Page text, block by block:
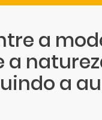
a
a
a